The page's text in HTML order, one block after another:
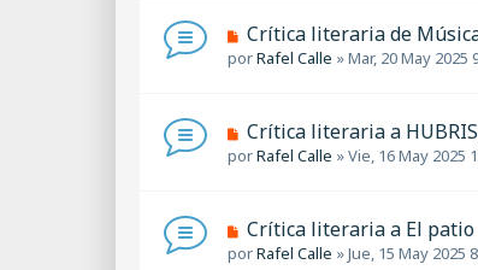
e
e
n
e
N
u
m
e
a
j
Crítica literaria de
porRafel Calle »Mar, 20 May 2025
N
u
m
e
Crítica literaria a
porRafel Calle »Vie, 16 May 2025
N
u
Crítica literaria a El patio
porRafel Calle »Jue, 15 May 2025